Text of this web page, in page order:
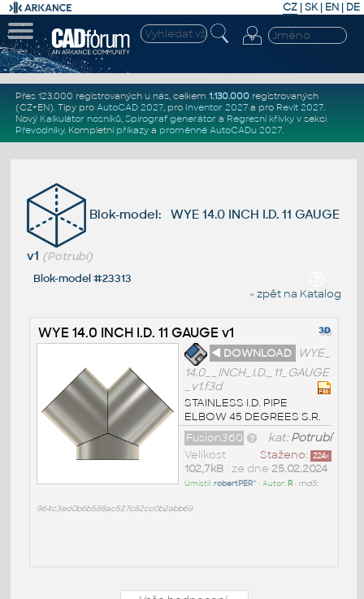
CZ | SK| EN | DE
Přes 123.000 registrovaných u nás, celkem 1.130.000registrovaných
(CZ+EN). Tipy pro AutoCAD 2027, pro Inventor 2027a pro Revit 2027.
Nový Kalkulátor nosníků, Spirograf generátor a Regresní křivkyv sekci
Převodníky. Kompletní příkazya proměnné AutoCADu 2027.
Blok-model: WYE 14.0 INCH I.D. 11 GAUGE
v1 (Potrubí)
Blok-model #23313
« zpět na Katalog
WYE 14.0 INCH I.D. 11 GAUGE v1
◄ DOWNLOAD
WYE_
14.0__INCH_I.D._11_GAUGE
_v1.f3d
STAINLESS I.D. PIPE
ELBOW 45 DEGREES S.R.
kat:Potrubí
Fusion360
Staženo: 224x
Velikost
102,7kB• ze dne 25.02.2024
Umístil:robertPER^ • Autor: R• md5:
964c3ed0b6b588ac527c82cc0b2abb69